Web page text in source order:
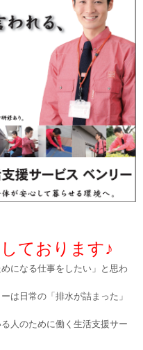
ております♪
になる仕事をしたい」と思わ
は日常の「排水が詰まった」
人のために働く生活支援サー